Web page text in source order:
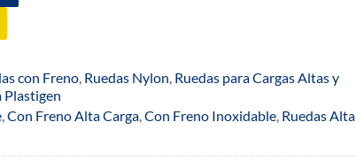
con Freno Ruedas Nylon Ruedas para Cargas Altas y
Plastigen
Con Freno Alta Carga Con Freno Inoxidable Ruedas Alta